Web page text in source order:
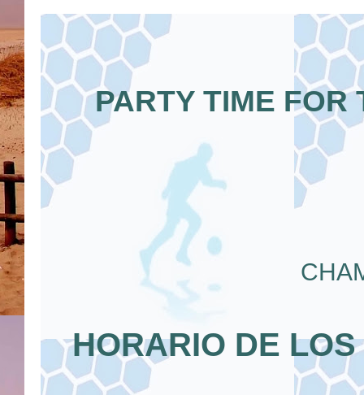
PARTY TIME FOR
HORARIO DE